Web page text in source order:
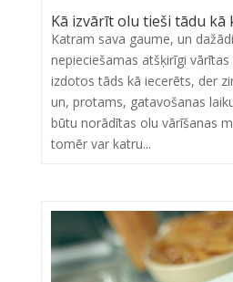
Kā izvārīt olu tieši tādu kā
Katram sava gaume, un
nepieciešamas atšķirīgi
izdotos tāds kā iecerēts, der
un, protams, gatavošanas
būtu norādītas olu vārīšanas
tomēr var katru...